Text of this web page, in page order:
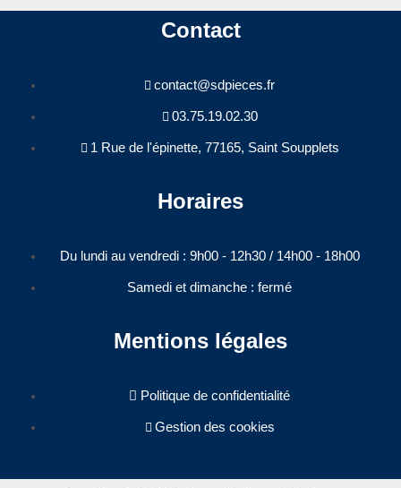
Contact
contact@sdpieces.fr
03.75.19.02.30
1 Rue de l'épinette, 77165, Saint Soupplets
Horaires
Du lundi au vendredi : 9h00 - 12h30 / 14h00 - 18h00​
Samedi et dimanche : fermé
Mentions légales
Politique de confidentialité
Gestion des cookies